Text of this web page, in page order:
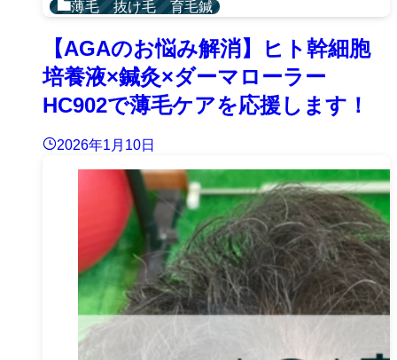
薄毛 抜け毛 育毛鍼
【AGAのお悩み解消】ヒト幹細胞
培養液×鍼灸×ダーマローラー
HC902で薄毛ケアを応援します！
2026年1月10日